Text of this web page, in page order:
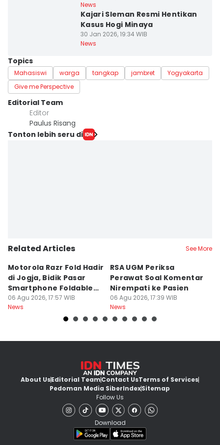
News
Kajari Sleman Resmi Hentikan
Kasus Hogi Minaya
30 Jan 2026, 19:34 WIB
News
Topics
Mahasiswi warga tangkap jambret
Yogyakarta
Give me Perspective
Editorial Team
Editor
Paulus Risang
Tonton lebih seru di
Related Articles See More
Motorola Razr Fold Hadir
di Jogja, Bidik Pasar
Smartphone Foldable
Premium
06 Agu 2026, 17:57 WIB
News
RSA UGM Periksa
Perawat Soal Komentar
Nirempati ke Pasien
06 Agu 2026, 17:39 WIB
News
About UsEditorial TeamContact UsTerms of Services
Pedoman Media SiberIndexSitemap
Follow Us
Download